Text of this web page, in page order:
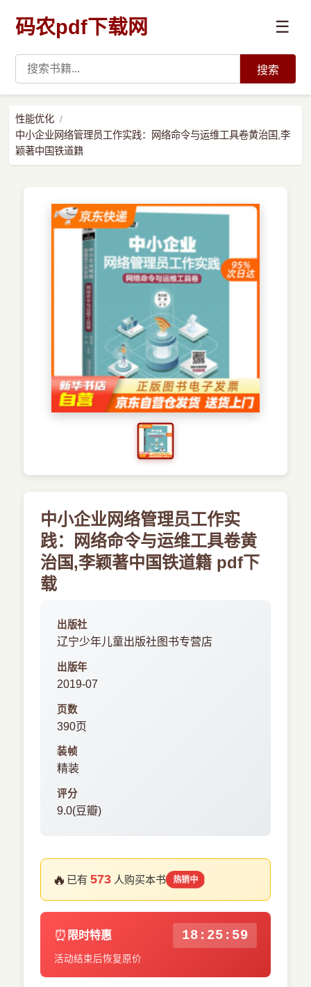
码农pdf下载网 ☰
数据科学与人工智能
预订书籍
搜索
性能优化
中小企业网络管理员工作实践：网络命令与运维工具卷黄治国,李
颖著中国铁道籍
中小企业网络管理员工作实
践：网络命令与运维工具卷黄
治国,李颖著中国铁道籍 pdf下
载
出版社
辽宁少年儿童出版社图书专营店
出版年
2019-07
页数
390页
装帧
精装
评分
9.0(豆瓣)
🔥 已有573 人购买本书 热销中
⏰ 限时特惠 18:25:58
活动结束后恢复原价